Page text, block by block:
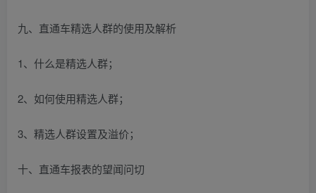
九、直通车精选人群的使用及解析
1、什么是精选人群；
2、如何使用精选人群；
3、精选人群设置及溢价；
十、直通车报表的望闻问切